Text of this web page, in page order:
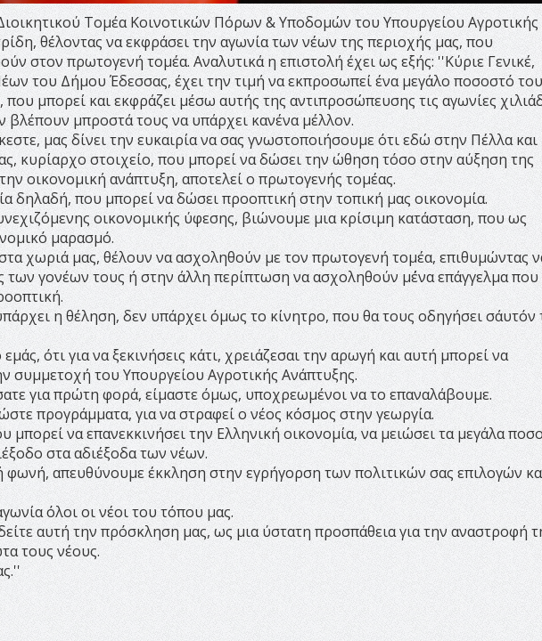
Τομέα Κοινοτικών Πόρων & Υποδομών του Υπουργείου Αγροτικής
θέλοντας να εκφράσει την αγωνία των νέων της περιοχής μας, που
στον πρωτογενή τομέα. Αναλυτικά η επιστολή έχει ως εξής: ''Κύριε Γενικέ,
του Δήμου Έδεσσας, έχει την τιμή να εκπροσωπεί ένα μεγάλο ποσοστό του
μπορεί και εκφράζει μέσω αυτής της αντιπροσώπευσης τις αγωνίες
βλέπουν μπροστά τους να υπάρχει κανένα μέλλον.
μας δίνει την ευκαιρία να σας γνωστοποιήσουμε ότι εδώ στην Πέλλα και
κυρίαρχο στοιχείο, που μπορεί να δώσει την ώθηση τόσο στην αύξηση της
οικονομική ανάπτυξη, αποτελεί ο πρωτογενής τομέας.
δηλαδή, που μπορεί να δώσει προοπτική στην τοπική μας οικονομία.
οικονομικής ύφεσης, βιώνουμε μια κρίσιμη κατάσταση, που ως
μαρασμό.
χωριά μας, θέλουν να ασχοληθούν με τον πρωτογενή τομέα, επιθυμώντας
των γονέων τους ή στην άλλη περίπτωση να ασχοληθούν μ΄ένα επάγγελμα που
η θέληση, δεν υπάρχει όμως το κίνητρο, που θα τους οδηγήσει σ΄αυτόν
ότι για να ξεκινήσεις κάτι, χρειάζεσαι την αρωγή και αυτή μπορεί να
συμμετοχή του Υπουργείου Αγροτικής Ανάπτυξης.
για πρώτη φορά, είμαστε όμως, υποχρεωμένοι να το επαναλάβουμε.
προγράμματα, για να στραφεί ο νέος κόσμος στην γεωργία.
μπορεί να επανεκκινήσει την Ελληνική οικονομία, να μειώσει τα μεγάλα
στα αδιέξοδα των νέων.
φωνή, απευθύνουμε έκκληση στην εγρήγορση των πολιτικών σας επιλογών
όλοι οι νέοι του τόπου μας.
αυτή την πρόσκληση μας, ως μια ύστατη προσπάθεια για την αναστροφή
τους νέους.